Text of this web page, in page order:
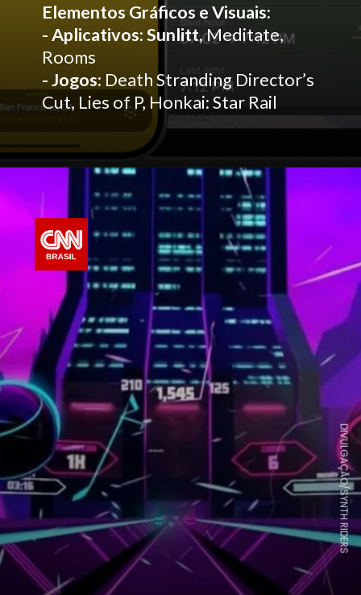
Elementos Gráficos e Visuais:
- Aplicativos: Sunlitt,Meditate,
Rooms
- Jogos: Death Stranding Director’s
Cut, Lies of P, Honkai: Star Rail
DIVULGAÇÃO/SYNTH RIDERS